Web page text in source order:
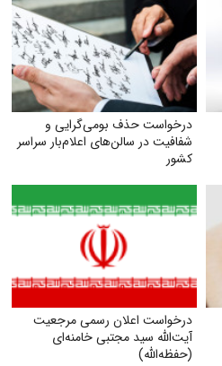
درخواست حذف بومی‌گرایی و
شفافیت در سالن‌های اعلام‌بار سراسر
کشور
درخواست اعلان رسمی مرجعیت
آیت‌الله سید مجتبی خامنه‌ای
(حفظه‌الله)